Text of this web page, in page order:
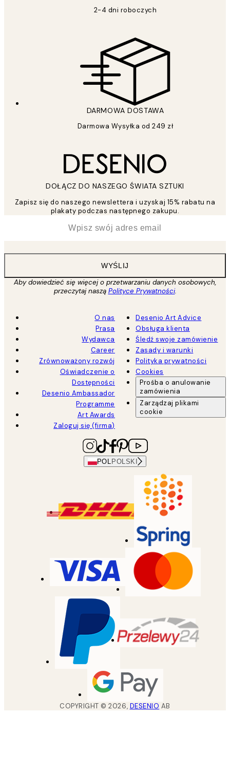
2-4 dni roboczych
DARMOWA DOSTAWA
Darmowa Wysyłka od 249 zł
DOŁĄCZ DO NASZEGO ŚWIATA SZTUKI
Zapisz się do naszego newslettera i uzyskaj 15% rabatu na
plakaty podczas następnego zakupu.
WYŚLIJ
Aby dowiedzieć się więcej o przetwarzaniu danych osobowych,
przeczytaj naszą Polityce Prywatności.
O nas
Prasa
Wydawca
Career
Zrównoważony rozwój
Oświadczenie o
Dostępności
Desenio Ambassador
Programme
Art Awards
Zaloguj się (firma)
Desenio Art Advice
Obsługa klienta
Śledź swoje zamówienie
Zasady i warunki
Polityka prywatności
Cookies
Prośba o anulowanie
zamówienia
Zarządzaj plikami
cookie
POL POLSKI
COPYRIGHT ©2026, DESENIO AB